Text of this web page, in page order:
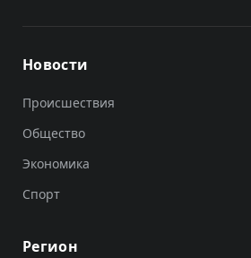
Новости
Происшествия
Общество
Экономика
Спорт
Регион